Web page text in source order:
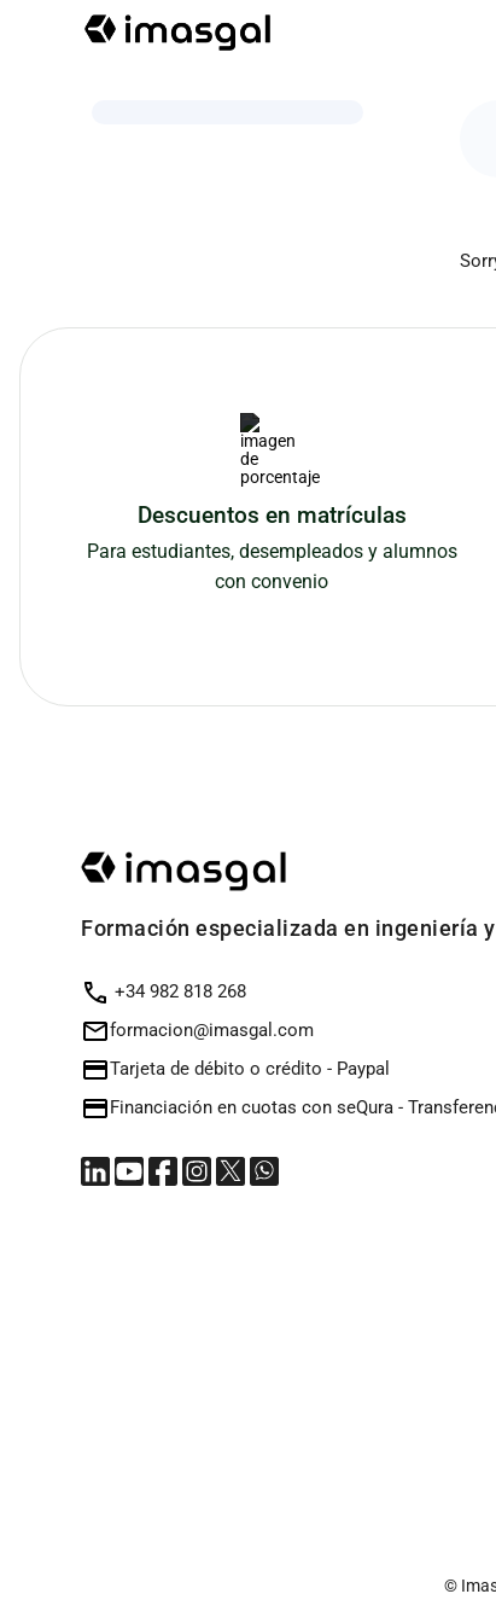
Descuentos en matrículas
Para estudiantes, desempleados y alumnos
con convenio
Formación especializada en ingeniería
+34 982 818 268
formacion@imasgal.com
Tarjeta de débito o crédito - Paypal
Financiación en cuotas con seQura -
©